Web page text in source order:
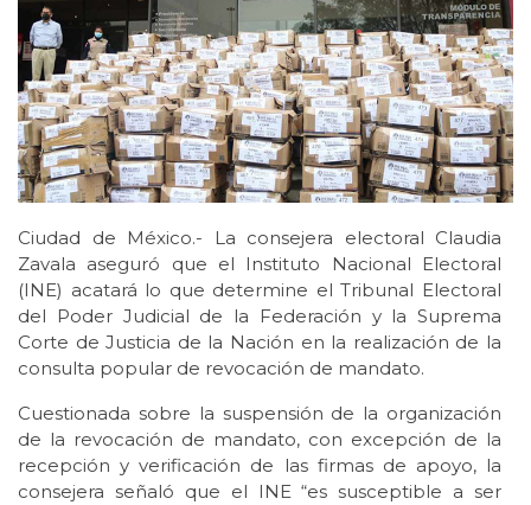
Ciudad de México.- La consejera electoral Claudia
Zavala aseguró que el Instituto Nacional Electoral
(INE) acatará lo que determine el Tribunal Electoral
del Poder Judicial de la Federación y la Suprema
Corte de Justicia de la Nación en la realización de la
consulta popular de revocación de mandato.
Cuestionada sobre la suspensión de la organización
de la revocación de mandato, con excepción de la
recepción y verificación de las firmas de apoyo, la
consejera señaló que el INE “es susceptible a ser